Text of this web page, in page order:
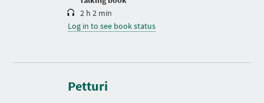
2 h 2 min
Log in to see book status
Petturi
D
r
a